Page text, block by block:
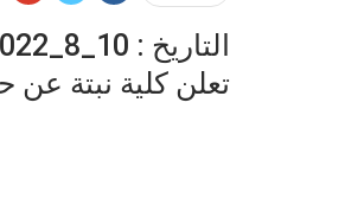
التاريخ : 10_8_2022م
تعلن كلية نبتة